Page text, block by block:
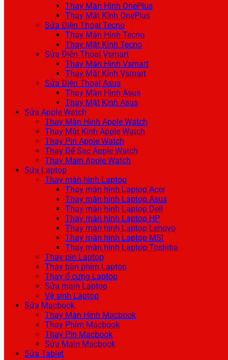
Thay Màn Hình OnePlus
Thay Mặt Kính OnePlus
Sửa Điện Thoại Tecno
Thay Màn Hình Tecno
Thay Mặt Kính Tecno
Sửa Điện Thoại Vsmart
Thay Màn Hình Vsmart
Thay Mặt Kính Vsmart
Sửa Điện Thoại Asus
Thay Màn Hình Asus
Thay Mặt Kính Asus
Sửa Apple Watch
Thay Màn Hình Apple Watch
Thay Mặt Kính Apple Watch
Thay Pin Apple Watch
Thay Đế Sạc Apple Watch
Thay Main Apple Watch
Sửa Laptop
Thay màn hình Laptop
Thay màn hình Laptop Acer
Thay màn hình Laptop Asus
Thay màn hình Laptop Dell
Thay màn hình Laptop HP
Thay màn hình Laptop Lenovo
Thay màn hình Laptop MSI
Thay màn hình Laptop Toshiba
Thay pin Laptop
Thay bàn phím Laptop
Thay ổ cứng Laptop
Sửa main Laptop
Vệ sinh Laptop
Sửa Macbook
Thay Màn Hình Macbook
Thay Phím Macbook
Thay Pin Macbook
Sửa Main Macbook
Sửa Tablet